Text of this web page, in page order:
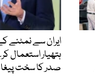
ایران سے نمٹنے
ہتھیار استعمال
صدر کا سخت